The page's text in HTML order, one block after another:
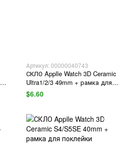
Артикул: 00000040743
СКЛО Applle Watch 3D Ceramic
Ultra1/2/3 49mm + рамка для
поклейки
$6.60